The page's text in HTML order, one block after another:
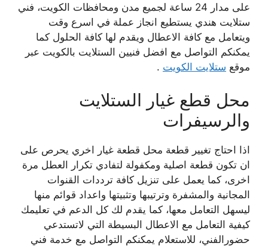
على مدار 24 ساعة لجميع مدن ومحافظات الكويت، فني
ستلايت هندي يستطيع انجاز عملة في اسرع وقت
ويتعامل مع كافة الاعطال ويقدم لها كافة الحلول كما
يمكنكم التواصل مع افضل فنيين الستلايت بالكويت عبر
موقع ستلايت الكويت .
محل قطع غيار الستلايت
والرسيفرات
اذا احتاج تغيير قطعة محل قطعة غيار اخري يحرص على
ان تكون قطعة اصلية ومكفولة لتفادي تكرار العطل مرة
اخرى، كما يعمل على تنزيل كافة ترددات القنوات
المجانية والمشفرة وترتيبها وتثبيتها واعداد قوائم منها
ليسهل التعامل معها، كما يقدم لك كل الدعم في تعليمك
كيفية التعامل مع الاعطال البسيطة التي لاتستدعي
حضورالفني، للاستعلام يمكنكم التواصل مع خدمة فني